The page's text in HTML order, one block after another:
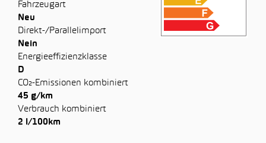
Fahrzeugart
Neu
Direkt-/Parallelimport
Nein
Energieeffizienzklasse
D
CO₂-Emissionen kombiniert
45 g/km
Verbrauch kombiniert
2 l/100km